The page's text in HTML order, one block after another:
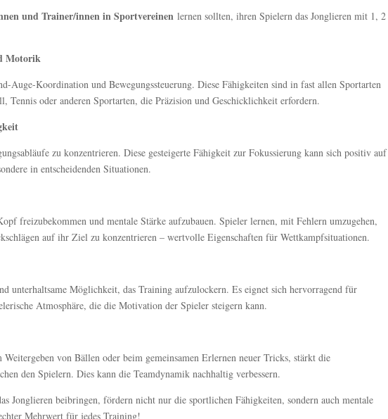
und Trainer/innen in Sportvereinen lernen sollten, ihren Spielern das Jonglieren mit 1, 2
Motorik
Auge-Koordination und Bewegungssteuerung. Diese Fähigkeiten sind in fast allen Sportarten
Tennis oder anderen Sportarten, die Präzision und Geschicklichkeit erfordern.
zu konzentrieren. Diese gesteigerte Fähigkeit zur Fokussierung kann sich positiv auf
in entscheidenden Situationen.
freizubekommen und mentale Stärke aufzubauen. Spieler lernen, mit Fehlern umzugehen,
auf ihr Ziel zu konzentrieren – wertvolle Eigenschaften für Wettkampfsituationen.
unterhaltsame Möglichkeit, das Training aufzulockern. Es eignet sich hervorragend für
Atmosphäre, die die Motivation der Spieler steigern kann.
von Bällen oder beim gemeinsamen Erlernen neuer Tricks, stärkt die
den Spielern. Dies kann die Teamdynamik nachhaltig verbessern.
Jonglieren beibringen, fördern nicht nur die sportlichen Fähigkeiten, sondern auch mentale
Mehrwert für jedes Training!